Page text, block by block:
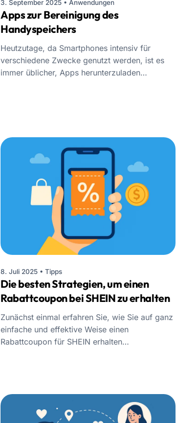
3. September 2025 • Anwendungen
Apps zur Bereinigung des
Handyspeichers
Heutzutage, da Smartphones intensiv für
verschiedene Zwecke genutzt werden, ist es
immer üblicher, Apps herunterzuladen…
8. Juli 2025 • Tipps
Die besten Strategien, um einen
Rabattcoupon bei SHEIN zu erhalten
Zunächst einmal erfahren Sie, wie Sie auf ganz
einfache und effektive Weise einen
Rabattcoupon für SHEIN erhalten…